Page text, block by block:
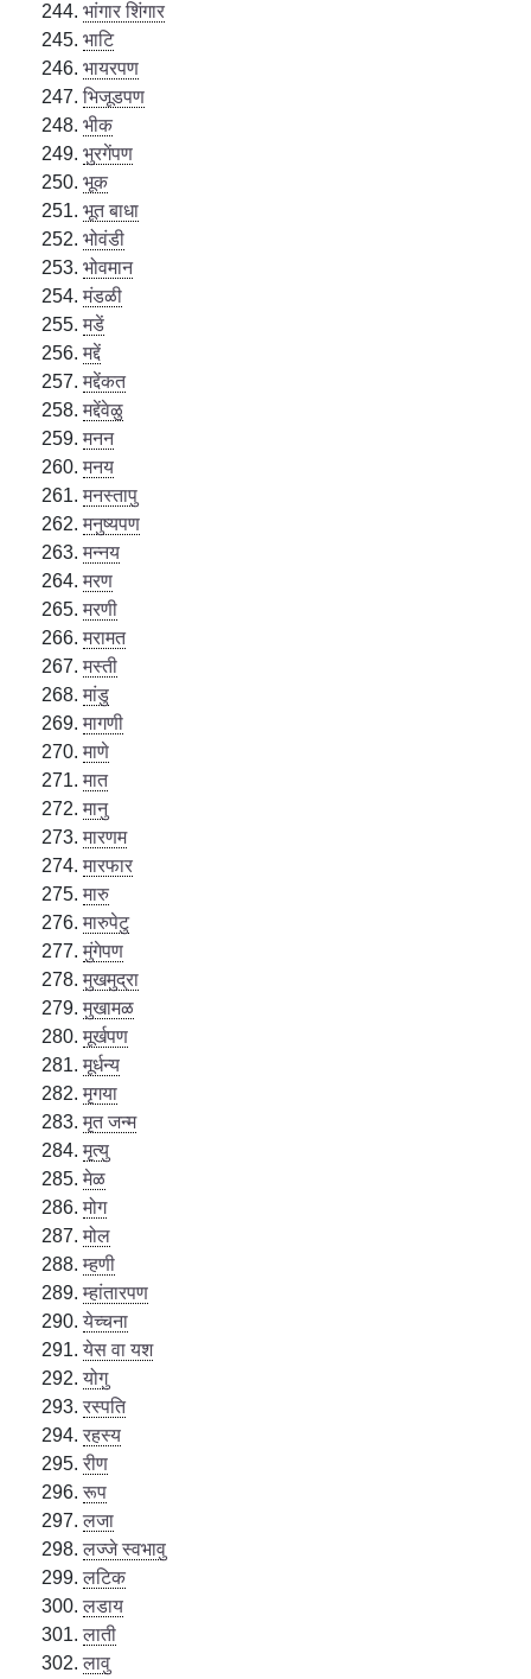
भांगार शिंगार
भाटि
भायरपण
भिजूडपण
भीक
भुरगेंपण
भूक
भूत बाधा
भोवंडी
भोवमान
मंडळी
मडें
मद्दें
मद्देंकत
मद्देंवेळु
मनन
मनय
मनस्तापु
मनुष्यपण
मन्नय
मरण
मरणी
मरामत
मस्ती
मांडु
मागणी
माणे
मात
मानु
मारणम
मारफार
मारु
मारुपेटु
मुंगेपण
मुखमुद्रा
मुखामळ
मूर्खपण
मूर्धन्य
मृगया
मृत जन्म
मृत्यु
मेळ
मोग
मोल
म्हणी
म्हांतारपण
येच्चना
येस वा यश
योगु
रस्पति
रहस्य
रीण
रूप
लजा
लज्जे स्वभावु
लटिक
लडाय
लाती
लावु